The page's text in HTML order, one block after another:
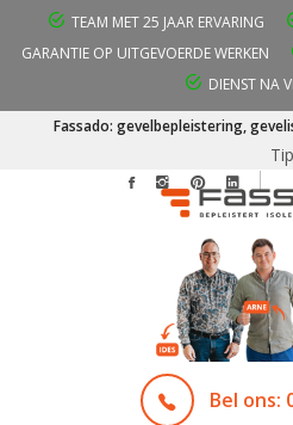
TEAM MET 25 JAAR ERVARING
GARANTIE OP UITGEVOERDE WERKEN
DIENST NA
Fassado: gevelbepleistering,
Bel ons: